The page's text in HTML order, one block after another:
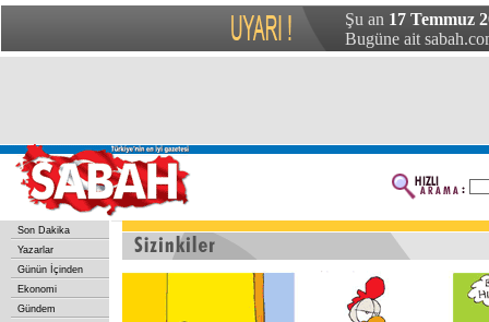
Şu an 17 Temmuz
Bugüne ait
Son Dakika
Yazarlar
Günün İçinden
Ekonomi
Gündem